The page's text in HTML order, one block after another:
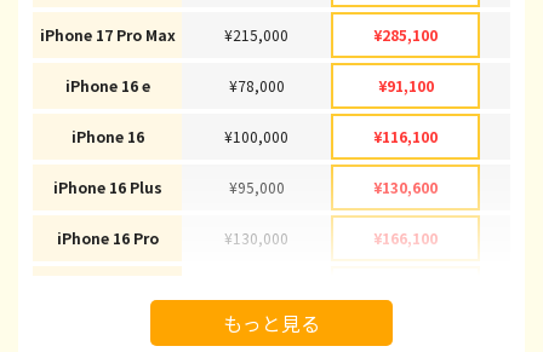
iPhone 17 Pro Max
iPhone 16 e
iPhone 16
iPhone 16 Plus
iPhone 16 Pro
¥215,000
¥78,000
¥100,000
¥95,000
¥130,000
¥72,000
¥285,100
¥91,100
¥116,100
¥130,600
¥166,100
¥92,100
もっと見る